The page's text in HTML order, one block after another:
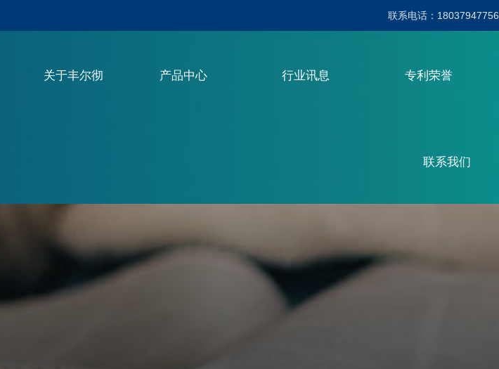
联系电话：18037947756
关于丰尔彻 产品中心 行业讯息 专利荣誉
联系我们